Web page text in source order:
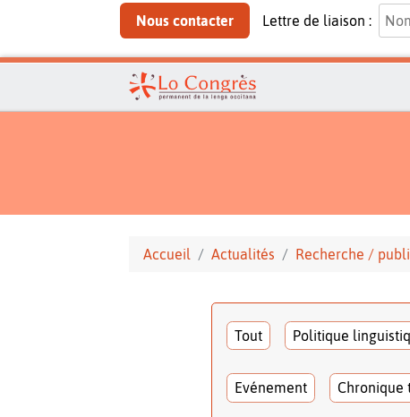
Nous contacter Lettre de liaison :
Accueil Actualités Recherche /
Tout Politique
Evénement Chronique